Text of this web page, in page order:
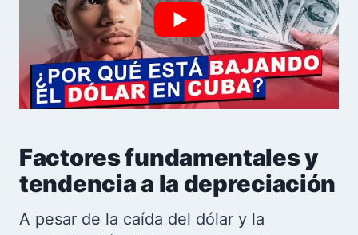
Factores fundamentales y
tendencia a la depreciación
A pesar de la caída del dólar y la